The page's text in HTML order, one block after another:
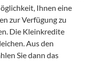
Ihnen eine
zur Verfügung zu
Die Kleinkredite
Aus den
Sie dann das